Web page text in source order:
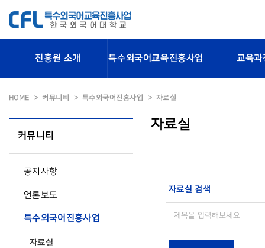
진흥원 소개 특수외국어교육진흥사업 교육과
HOME 커뮤니티 특수외국어진흥사업 자료실
커뮤니티
공지사항
언론보도
특수외국어진흥사업
자료실
자료실
자료실 검색